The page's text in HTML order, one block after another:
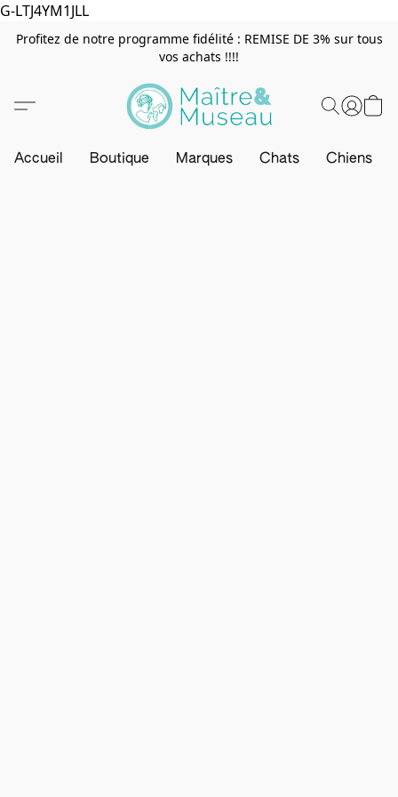
G-LTJ4YM1JLL
Profitez de notre programme fidélité : REMISE DE 3% sur tous
vos achats !!!!
Accueil Boutique Marques Chats Chiens